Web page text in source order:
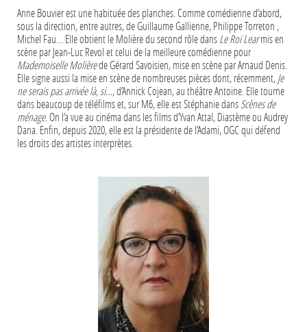
Anne Bouvier est une habituée des planches. Comme comédienne d’abord,
sous la direction, entre autres, de Guillaume Gallienne, Philippe Torreton ,
Michel Fau… Elle obtient le Molière du second rôle dansLe Roi Learmis en
scène par Jean-Luc Revol et celui de la meilleure comédienne pour
Mademoiselle Molièrede Gérard Savoisien, mise en scène par Arnaud Denis.
Elle signe aussi la mise en scène de nombreuses pièces dont, récemment,Je
ne serais pas arrivée là, si…, d’Annick Cojean, au théâtre Antoine. Elle tourne
dans beaucoup de téléfilms et, sur M6, elle est Stéphanie dans Scènes de
ménage. On l’a vue au cinéma dans les films d’Yvan Attal, Diastème ou Audrey
Dana. Enfin, depuis 2020, elle est la présidente de l’Adami, OGC qui défend
les droits des artistes interprètes.